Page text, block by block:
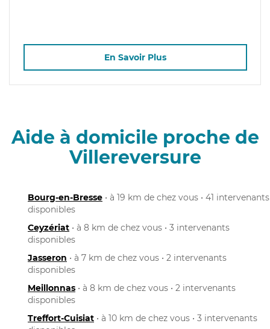
En Savoir Plus
Aide à domicile proche de
Villereversure
Bourg-en-Bresse • à 19 km de chez vous • 41 intervenants
disponibles
Ceyzériat • à 8 km de chez vous • 3 intervenants
disponibles
Jasseron • à 7 km de chez vous • 2 intervenants
disponibles
Meillonnas • à 8 km de chez vous • 2 intervenants
disponibles
Treffort-Cuisiat • à 10 km de chez vous • 3 intervenants